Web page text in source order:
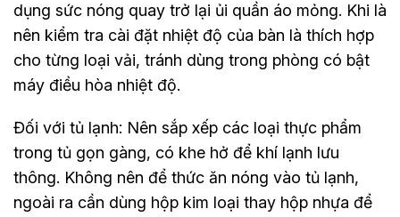
dụng sức nóng quay trở lại ủi quần áo mỏng. Khi là
nên kiểm tra cài đặt nhiệt độ của bàn là thích hợp
cho từng loại vải, tránh dùng trong phòng có bật
máy điều hòa nhiệt độ.
Đối với tủ lạnh: Nên sắp xếp các loại thực phẩm
trong tủ gọn gàng, có khe hở để khí lạnh lưu
thông. Không nên để thức ăn nóng vào tủ lạnh,
ngoài ra cần dùng hộp kim loại thay hộp nhựa để